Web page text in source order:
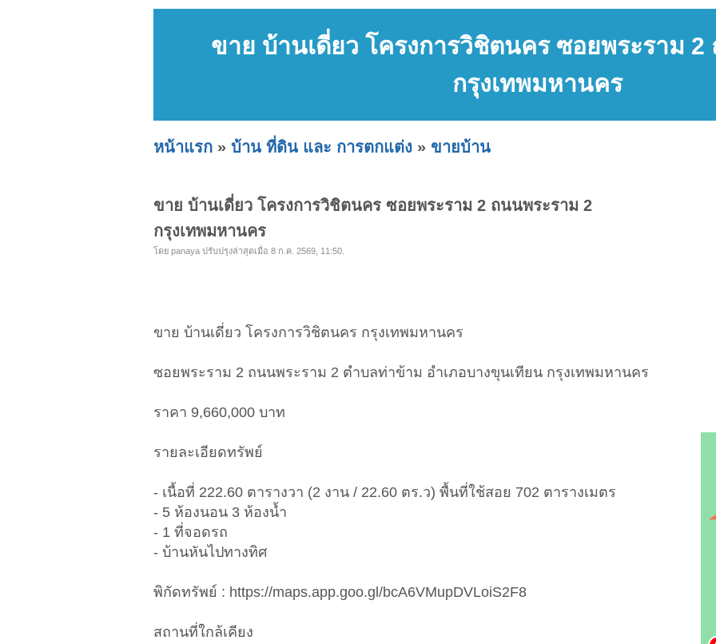
ขาย บ้านเดี่ยว โครงการวิชิตนคร ซอยพระราม 2
กรุงเทพมหานคร
หน้าแรก » บ้าน ที่ดิน และ การตกแต่ง » ขายบ้าน
ขาย บ้านเดี่ยว โครงการวิชิตนคร ซอยพระราม 2 ถนนพระราม 2
กรุงเทพมหานคร
โดย panaya ปรับปรุงล่าสุดเมื่อ 8 ก.ค. 2569, 11:50.
ขาย บ้านเดี่ยว โครงการวิชิตนคร กรุงเทพมหานคร
ซอยพระราม 2 ถนนพระราม 2 ตำบลท่าข้าม อำเภอบางขุนเทียน กรุงเทพมหานคร
ราคา 9,660,000 บาท
รายละเอียดทรัพย์
- เนื้อที่ 222.60 ตารางวา (2 งาน / 22.60 ตร.ว) พื้นที่ใช้สอย 702 ตารางเมตร
- 5 ห้องนอน 3 ห้องน้ำ
- 1 ที่จอดรถ
- บ้านหันไปทางทิศ
พิกัดทรัพย์ : https://maps.app.goo.gl/bcA6VMupDVLoiS2F8
สถานที่ใกล้เคียง